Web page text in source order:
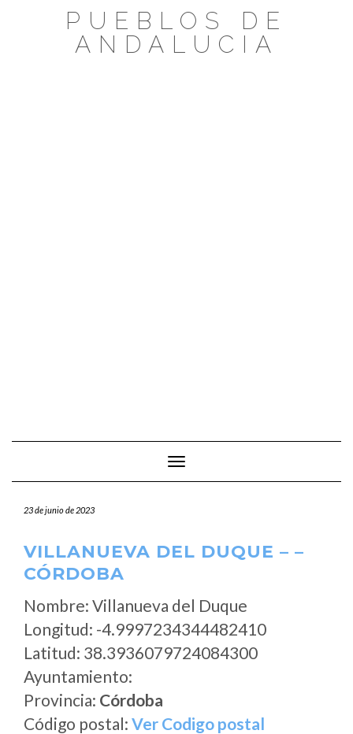
PUEBLOS DE
ANDALUCIA
Cambiar modo de navegación
23 de junio de 2023
VILLANUEVA DEL DUQUE – –
CÓRDOBA
Nombre: Villanueva del Duque
Longitud: -4.9997234344482410
Latitud: 38.3936079724084300
Ayuntamiento:
Provincia: Córdoba
Código postal: Ver Codigo postal